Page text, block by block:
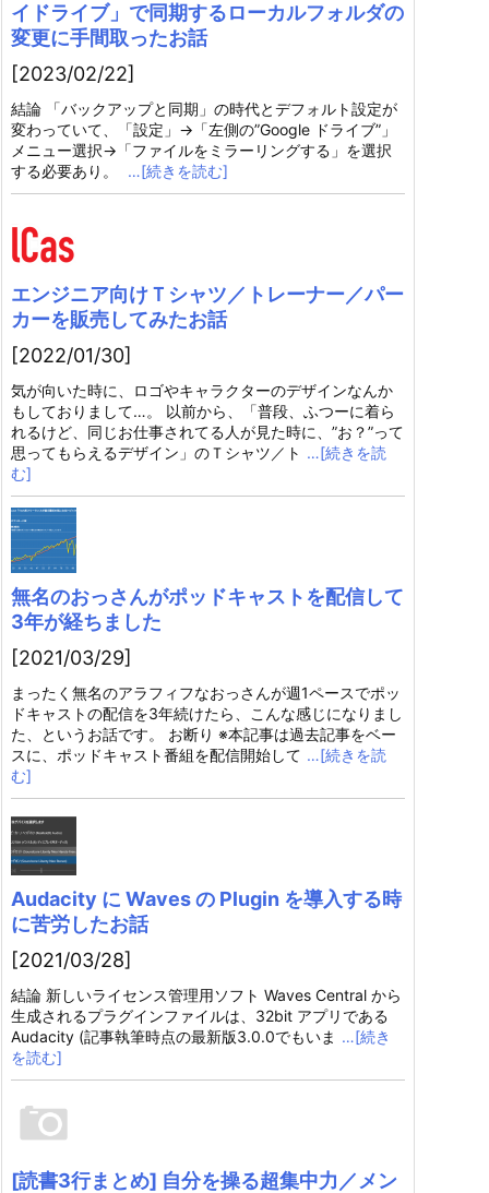
イドライブ」で同期するローカルフォルダの
変更に手間取ったお話
[2023/02/22]
結論 「バックアップと同期」の時代とデフォルト設定が
変わっていて、「設定」→「左側の”Google ドライブ”」
メニュー選択→「ファイルをミラーリングする」を選択
する必要あり。
…[続きを読む]
エンジニア向けＴシャツ／トレーナー／パー
カーを販売してみたお話
[2022/01/30]
気が向いた時に、ロゴやキャラクターのデザインなんか
もしておりまして…。 以前から、「普段、ふつーに着ら
れるけど、同じお仕事されてる人が見た時に、”お？”って
思ってもらえるデザイン」のＴシャツ／ト …[続きを読
む]
無名のおっさんがポッドキャストを配信して
3年が経ちました
[2021/03/29]
まったく無名のアラフィフなおっさんが週1ペースでポッ
ドキャストの配信を3年続けたら、こんな感じになりまし
た、というお話です。 お断り ※本記事は過去記事をベー
スに、ポッドキャスト番組を配信開始して …[続きを読
む]
Audacity に Waves の Plugin を導入する時
に苦労したお話
[2021/03/28]
結論 新しいライセンス管理用ソフト Waves Central から
生成されるプラグインファイルは、32bit アプリである
Audacity (記事執筆時点の最新版3.0.0でもいま …[続き
を読む]
[読書3行まとめ] 自分を操る超集中力／メン